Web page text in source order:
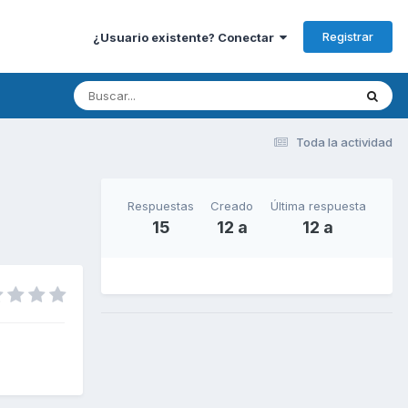
¿Usuario existente? Conectar Registrar
Toda la actividad
Respuestas
15
Creado
12 a
Última respuesta
12 a